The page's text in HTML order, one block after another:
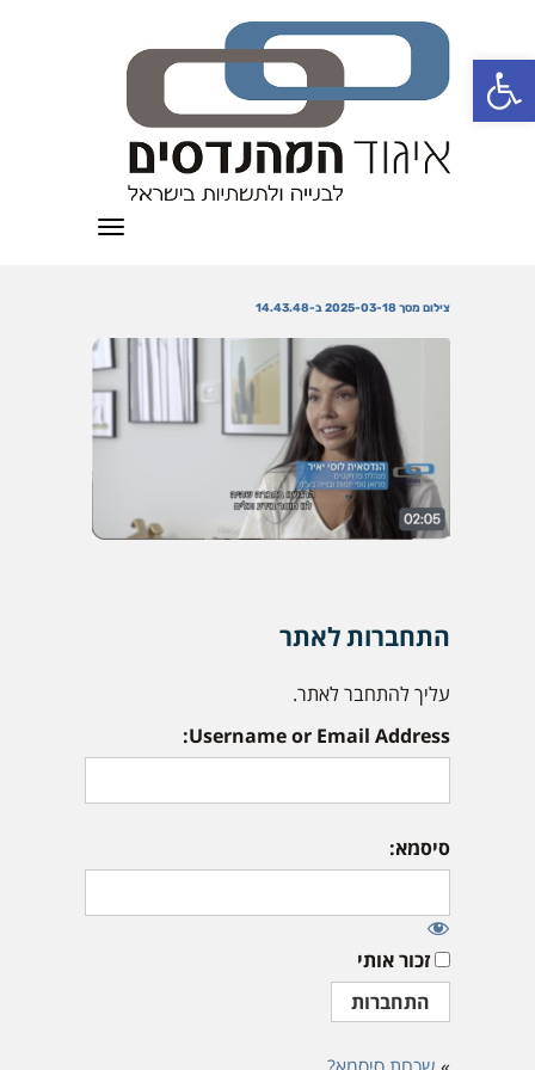
פתח סרגל נגישות
תפריט
צילום מסך 2025-03-18 ב-14.43.48
התחברות לאתר
עליך להתחבר לאתר.
Username or Email Address:
סיסמא:
זכור אותי